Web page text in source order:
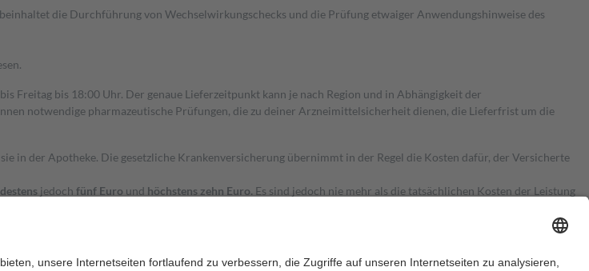
die Durchführung von Wechselwirkungschecks und die Prüfung etwaiger Anwendungshinweise des
Freitag bis 18:00 Uhr. Der genaue Lieferzeitpunkt kann je nach Region und in Abhängigkeit der
notwendige pharmazeutische Prüfungen, die zu deiner Arzneimittelsicherheit dienen, die Lieferfrist um die
in der Apotheke. Die gesetzliche Krankenversicherung übernimmt in der Regel die Kosten dafür, der Versicherte
jedoch fünf Euro und höchstens zehn Euro. Es sind jedoch nie mehr als die tatsächlichen Kosten der Leistung
der Familie zu unterstützen, fallenkeine Zuzahlungen an bei: